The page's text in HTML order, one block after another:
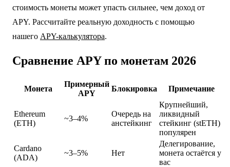
стоимость монеты может упасть сильнее, чем доход от
APY. Рассчитайте реальную доходность с помощью
нашего APY-калькулятора.
Сравнение APY по монетам 2026
Монета
Примерный
APY
Блокировка Примечание
Ethereum
(ETH)
~3–4%
Очередь на
анстейкинг
Крупнейший,
ликвидный
стейкинг (stETH)
популярен
Cardano
(ADA)
~3–5% Нет
Делегирование,
монета остаётся у
вас